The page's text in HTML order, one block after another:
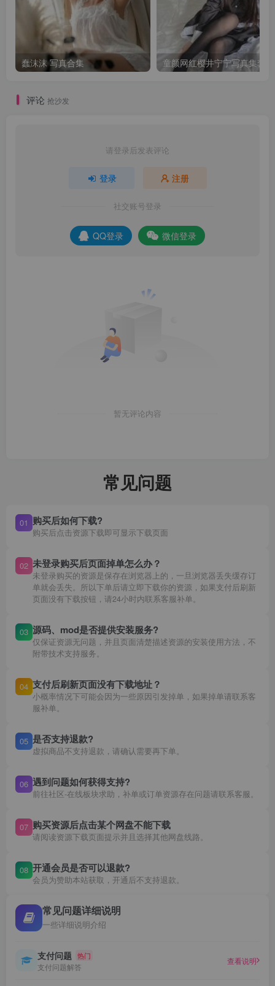
蠢沫沫 写真合集 童颜网红樱井宁宁写真集套图
评论 抢沙发
请登录后发表评论
登录 注册
社交账号登录
QQ登录 微信登录
暂无评论内容
常见问题
01 购买后如何下载?
购买后点击资源下载即可显示下载页面
02 未登录购买后页面掉单怎么办？
未登录购买的资源是保存在浏览器上的，一旦浏览器丢失缓存订
单就会丢失。所以下单后请立即下载你的资源，如果支付后刷新
页面没有下载按钮，请24小时内联系客服补单。
03 源码、mod是否提供安装服务?
仅保证资源无问题，并且页面清楚描述资源的安装使用方法，不
附带技术支持服务。
04 支付后刷新页面没有下载地址？
小概率情况下可能会因为一些原因引发掉单，如果掉单请联系客
服补单。
05 是否支持退款?
虚拟商品不支持退款，请确认需要再下单。
06 遇到问题如何获得支持?
前往社区-在线板块求助，补单或订单资源存在问题请联系客服。
07 购买资源后点击某个网盘不能下载
请阅读资源下载页面提示并且选择其他网盘线路。
08 开通会员是否可以退款?
会员为赞助本站获取，开通后不支持退款。
常见问题详细说明
一些详细说明介绍
支付问题 热门
支付问题解答
查看说明